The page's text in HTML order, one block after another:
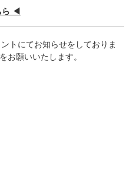
ら ◀︎
トにてお知らせをしておりま
お願いいたします。